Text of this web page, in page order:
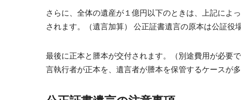
さらに、全体の遺産が１億円以下のときは、上記によ
されます。（遺言加算） 公正証書遺言の原本は公証役
最後に正本と謄本が交付されます。（別途費用が必要
言執行者が正本を、遺言者が謄本を保管するケースが多